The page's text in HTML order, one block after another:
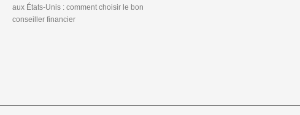
aux États-Unis : comment choisir le bon
conseiller financier